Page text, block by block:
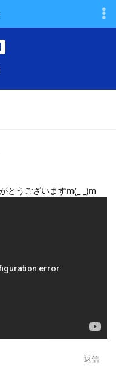
とうございますm(_ _)m
返信